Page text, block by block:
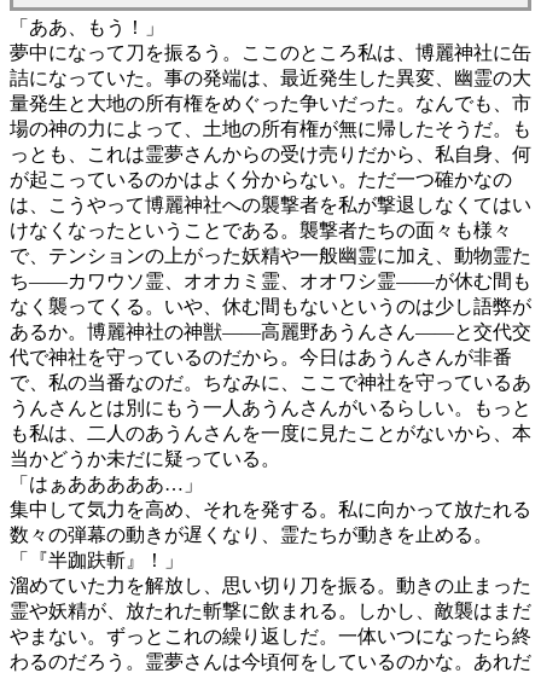
「ああ、もう！」
夢中になって刀を振るう。ここのところ私は、博麗神社に缶
詰になっていた。事の発端は、最近発生した異変、幽霊の大
量発生と大地の所有権をめぐった争いだった。なんでも、市
場の神の力によって、土地の所有権が無に帰したそうだ。も
っとも、これは霊夢さんからの受け売りだから、私自身、何
が起こっているのかはよく分からない。ただ一つ確かなの
は、こうやって博麗神社への襲撃者を私が撃退しなくてはい
けなくなったということである。襲撃者たちの面々も様々
で、テンションの上がった妖精や一般幽霊に加え、動物霊た
ち――カワウソ霊、オオカミ霊、オオワシ霊――が休む間も
なく襲ってくる。いや、休む間もないというのは少し語弊が
あるか。博麗神社の神獣――高麗野あうんさん――と交代交
代で神社を守っているのだから。今日はあうんさんが非番
で、私の当番なのだ。ちなみに、ここで神社を守っているあ
うんさんとは別にもう一人あうんさんがいるらしい。もっと
も私は、二人のあうんさんを一度に見たことがないから、本
当かどうか未だに疑っている。
「はぁあああああ…」
集中して気力を高め、それを発する。私に向かって放たれる
数々の弾幕の動きが遅くなり、霊たちが動きを止める。
「『半跏趺斬』！」
溜めていた力を解放し、思い切り刀を振る。動きの止まった
霊や妖精が、放たれた斬撃に飲まれる。しかし、敵襲はまだ
やまない。ずっとこれの繰り返しだ。一体いつになったら終
わるのだろう。霊夢さんは今頃何をしているのかな。あれだ